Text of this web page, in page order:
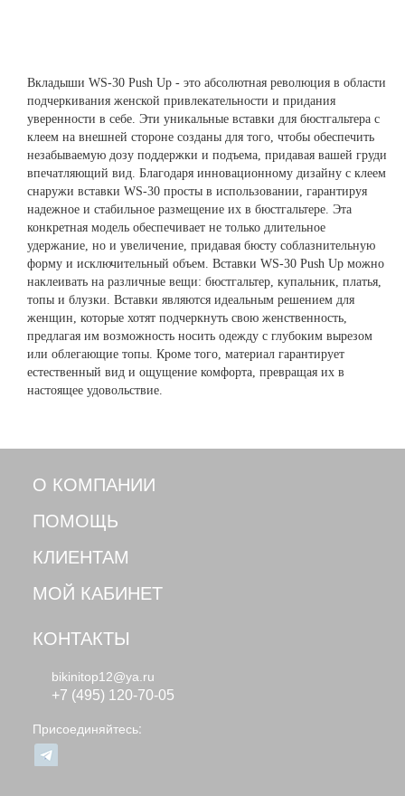
Вкладыши WS-30 Push Up - это абсолютная революция в области
подчеркивания женской привлекательности и придания
уверенности в себе. Эти уникальные вставки для бюстгальтера с
клеем на внешней стороне созданы для того, чтобы обеспечить
незабываемую дозу поддержки и подъема, придавая вашей груди
впечатляющий вид. Благодаря инновационному дизайну с клеем
снаружи вставки WS-30 просты в использовании, гарантируя
надежное и стабильное размещение их в бюстгальтере. Эта
конкретная модель обеспечивает не только длительное
удержание, но и увеличение, придавая бюсту соблазнительную
форму и исключительный объем. Вставки WS-30 Push Up можно
наклеивать на различные вещи: бюстгальтер, купальник, платья,
топы и блузки. Вставки являются идеальным решением для
женщин, которые хотят подчеркнуть свою женственность,
предлагая им возможность носить одежду с глубоким вырезом
или облегающие топы. Кроме того, материал гарантирует
естественный вид и ощущение комфорта, превращая их в
настоящее удовольствие.
О КОМПАНИИ
ПОМОЩЬ
КЛИЕНТАМ
МОЙ КАБИНЕТ
КОНТАКТЫ
bikinitop12@ya.ru
+7 (495) 120-70-05
Присоединяйтесь: